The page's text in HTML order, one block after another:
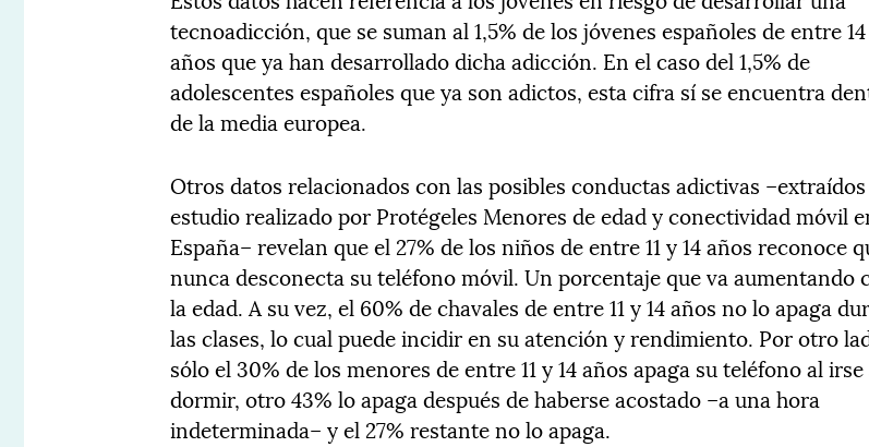
tecnoadicción, que se suman al 1,5% de los jóvenes españoles de entre 14
años que ya han desarrollado dicha adicción. En el caso del 1,5% de
adolescentes españoles que ya son adictos, esta cifra sí se encuentra
de la media europea.
Otros datos relacionados con las posibles conductas adictivas
estudio realizado por Protégeles Menores de edad y conectividad móvil
España– revelan que el 27% de los niños de entre 11 y 14 años reconoce
nunca desconecta su teléfono móvil. Un porcentaje que va aumentando
la edad. A su vez, el 60% de chavales de entre 11 y 14 años no lo apaga
las clases, lo cual puede incidir en su atención y rendimiento. Por otro
sólo el 30% de los menores de entre 11 y 14 años apaga su teléfono al irse
dormir, otro 43% lo apaga después de haberse acostado –a una hora
indeterminada– y el 27% restante no lo apaga.